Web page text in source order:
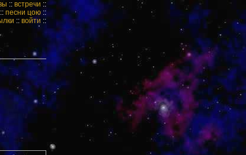
:: встречи ::
:: песни цою::
:: войти ::